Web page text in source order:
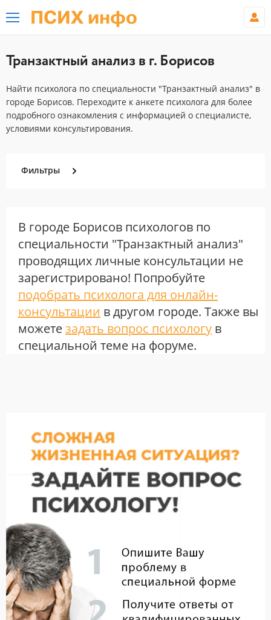
ПСИХ инфо
Транзактный анализ в г. Борисов
Найти психолога по специальности "Транзактный анализ" в
городе Борисов. Переходите к анкете психолога для более
подробного ознакомления с информацией о специалисте,
условиями консультирования.
Фильтры
В городе Борисов психологов по
специальности "Транзактный анализ"
проводящих личные консультации не
зарегистрировано! Попробуйте
подобрать психолога для онлайн-
консультации в другом городе. Также вы
можетезадать вопрос психологу в
специальной теме на форуме.